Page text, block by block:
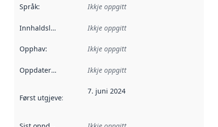
Språk: Ikkje oppgitt
Innhaldsleverandørar :
Ikkje oppgitt
Opphav: Ikkje oppgitt
Oppdateringsfrekvens :
Ikkje oppgitt
Først utgjeve: Denne datoen seier når dataa i dette
7. juni 2024